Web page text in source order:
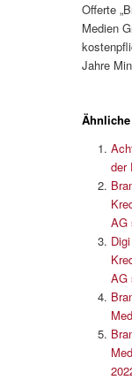
Offerte
Medien
Jahre
der
AG
AG